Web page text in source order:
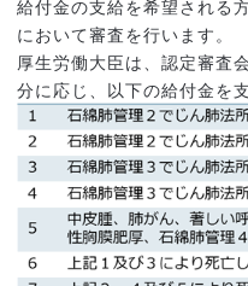
給付金の支給を希望される
において審査を行います。
厚生労働大臣は、認定審査
分に応じ、以下の給付金を